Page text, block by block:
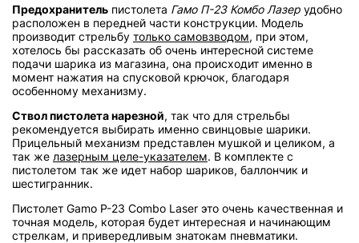
Предохранитель пистолета Гамо П-23 Комбо Лазер удобно
расположен в передней части конструкции. Модель
производит стрельбу только самовзводом, при этом,
хотелось бы рассказать об очень интересной системе
подачи шарика из магазина, она происходит именно в
момент нажатия на спусковой крючок, благодаря
особенному механизму.
Ствол пистолета нарезной, так что для стрельбы
рекомендуется выбирать именно свинцовые шарики.
Прицельный механизм представлен мушкой и целиком, а
так же лазерным целе-указателем. В комплекте с
пистолетом так же идет набор шариков, баллончик и
шестигранник.
Пистолет Gamo P-23 Combo Laser это очень качественная и
точная модель, которая будет интересная и начинающим
стрелкам, и привередливым знатокам пневматики.